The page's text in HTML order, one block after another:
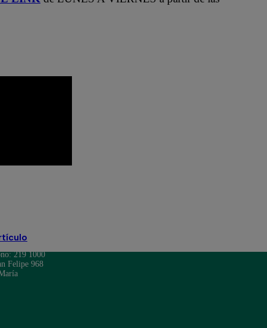
219 1000
Felipe 968